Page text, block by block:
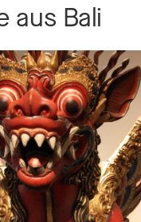
aus Bali